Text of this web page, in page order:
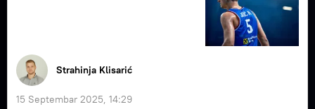
Strahinja Klisarić
15 Septembar 2025, 14:29